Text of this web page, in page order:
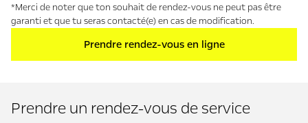
*Merci de noter que ton souhait de rendez-vous ne peut pas être
garanti et que tu seras contacté(e) en cas de modification.
Prendre rendez-vous en ligne
Prendre un rendez-vous de service